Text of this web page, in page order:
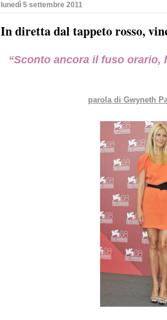
lunedì 5 settembre 2011
In diretta dal tappeto rosso,
“Sconto ancora il fuso orario,
parola di Gwyneth